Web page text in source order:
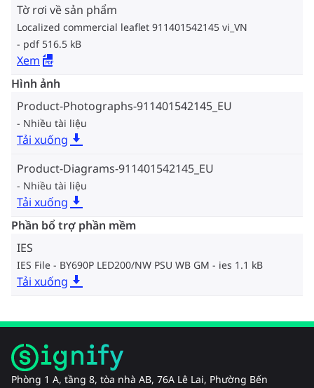
Tờ rơi về sản phẩm
Localized commercial leaflet 911401542145 vi_VN
pdf 516.5 kB
Xem
Hình ảnh
Product-Photographs-911401542145_EU
Nhiều tài liệu
Tải xuống
Product-Diagrams-911401542145_EU
Nhiều tài liệu
Tải xuống
Phần bổ trợ phần mềm
IES
IES File - BY690P LED200/NW PSU WB GM ies 1.1 kB
Tải xuống
Phòng 1 A, tầng 8, tòa nhà AB, 76A Lê Lai, Phường Bến